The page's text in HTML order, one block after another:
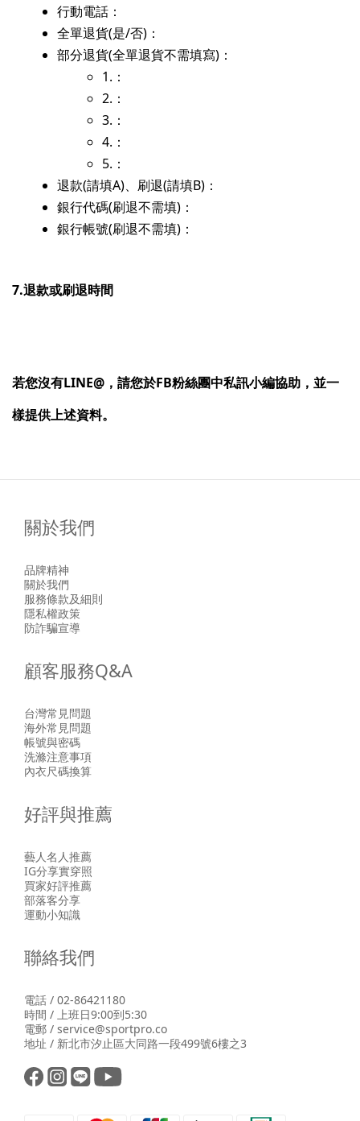
行動電話：
全單退貨(是/否) ：
部分退貨(全單退貨不需填寫) ：
1.：
2.：
3.：
4.：
5.：
退款(請填A)、刷退(請填B)：
銀行代碼(刷退不需填) ：
銀行帳號(刷退不需填) ：
7.退款或刷退時間
若您沒有LINE@，請您於FB粉絲團中私訊小編協助，並一
樣提供上述資料。
關於我們
品牌精神
關於我們
服務條款及細則
隱私權政策
防詐騙宣導
顧客服務Q&A
台灣常見問題
海外常見問題
帳號與密碼
洗滌注意事項
內衣尺碼換算
好評與推薦
藝人名人推薦
IG分享實穿照
買家好評推薦
部落客分享
運動小知識
聯絡我們
電話 / 02-86421180
時間 / 上班日9:00到5:30
電郵 / service@sportpro.co
地址 / 新北市汐止區大同路一段499號6樓之3